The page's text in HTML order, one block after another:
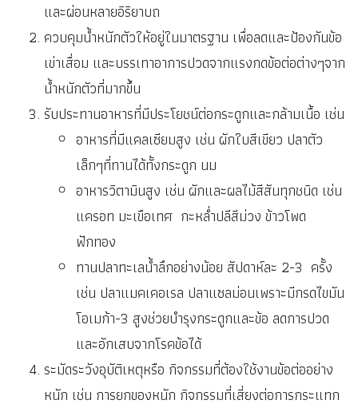
และผ่อนหลายอิริยาบถ
ควบคุมน้ำหนักตัวให้อยู่ในมาตรฐาน เพื่อลดและป้องกันข้อ
เข่าเสื่อม และบรรเทาอาการปวดจากแรงกดข้อต่อต่างๆจาก
น้ำหนักตัวที่มากขึ้น
รับประทานอาหารที่มีประโยชน์ต่อกระดูกและกล้ามเนื้อ เช่น
อาหารที่มีแคลเซียมสูง เช่น ผักใบสีเขียว ปลาตัว
เล็กๆที่ทานได้ทั้งกระดูก นม
อาหารวิตามินสูง เช่น ผักและผลไม้สีสันทุกชนิด เช่น
แครอท มะเขือเทศ กะหล่ำปลีสีม่วง ข้าวโพด
ฟักทอง
ทานปลาทะเลน้ำลึกอย่างน้อย สัปดาห์ละ 2-3 ครั้ง
เช่น ปลาแมคเคอเรล ปลาแซลม่อนเพราะมีกรดไขมัน
โอเมก้า-3 สูงช่วยบำรุงกระดูกและข้อ ลดการปวด
และอักเสบจากโรคข้อได้
ระมัดระวังอุบัติเหตุหรือ กิจกรรมที่ต้องใช้งานข้อต่ออย่าง
หนัก เช่น การยกของหนัก กิจกรรมที่เสี่ยงต่อการกระแทก